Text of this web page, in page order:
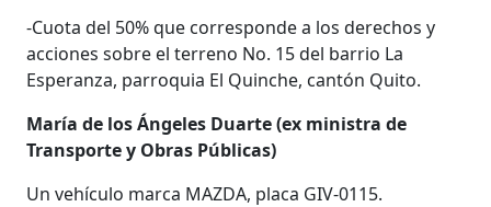
-Cuota del 50% que corresponde a los derechos y
acciones sobre el terreno No. 15 del barrio La
Esperanza, parroquia El Quinche, cantón Quito.
María de los Ángeles Duarte (ex ministra de
Transporte y Obras Públicas)
Un vehículo marca MAZDA, placa GIV-0115.